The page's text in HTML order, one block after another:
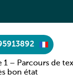
1 – Parcours de
bon état